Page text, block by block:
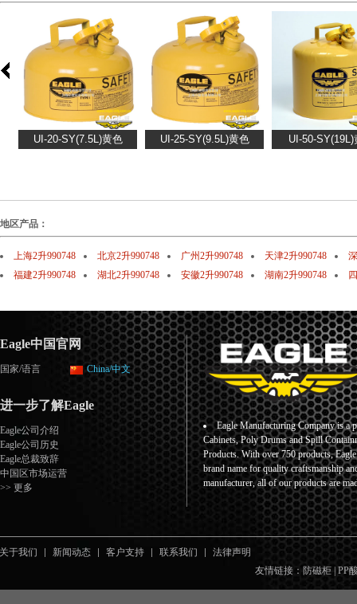
地区产品：
上海2升990748 北京2升990748 广州2升990748 天津2升990748
福建2升990748
湖北2升990748 安徽2升990748 湖南2升990748
Eagle中国官网
国家/语言 China/中文
进一步了解Eagle
Eagle公司介绍
Eagle公司历史
Eagle总裁致辞
中国区市场运营
>> 更多
Eagle Manufacturing Company is a
Cabinets, Poly Drums and Spill
Products. With over 750 products,
brand name for quality craftsmanship
manufacturer, all of our products are
关于我们 新闻动态 客户支持 联系我们
法律声明
友情链接： 防磁柜 PP